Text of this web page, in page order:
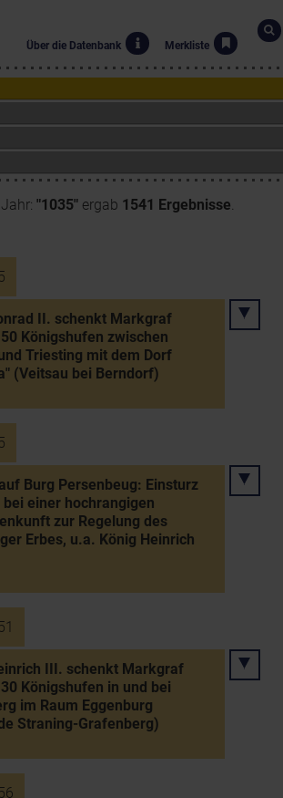
Über die Datenbank Merkliste
"1035" ergab 1541 Ergebnisse.
II. schenkt Markgraf
Königshufen zwischen
Triesting mit dem Dorf
(Veitsau bei Berndorf)
Burg Persenbeug: Einsturz
bei einer hochrangigen
zur Regelung des
Erbes, u.a. König Heinrich
III. schenkt Markgraf
Königshufen in und bei
im Raum Eggenburg
Straning-Grafenberg)